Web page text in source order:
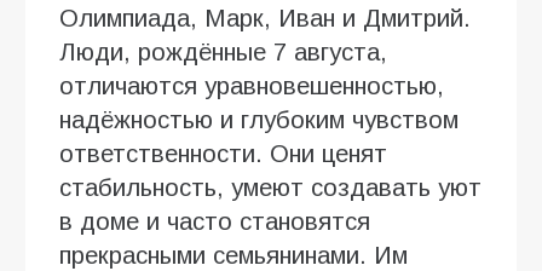
Олимпиада, Марк, Иван и Дмитрий.
Люди, рождённые 7 августа,
отличаются уравновешенностью,
надёжностью и глубоким чувством
ответственности. Они ценят
стабильность, умеют создавать уют
в доме и часто становятся
прекрасными семьянинами. Им